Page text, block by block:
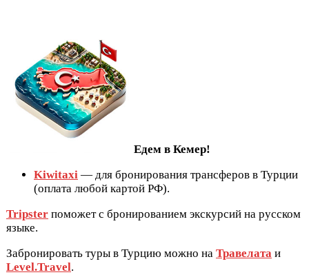
Едем в Кемер!
Kiwitaxi — для бронирования трансферов в Турции
(оплата любой картой РФ).
Tripster поможет с бронированием экскурсий на русском
языке.
Забронировать туры в Турцию можно на Травелата и
Level.Travel.